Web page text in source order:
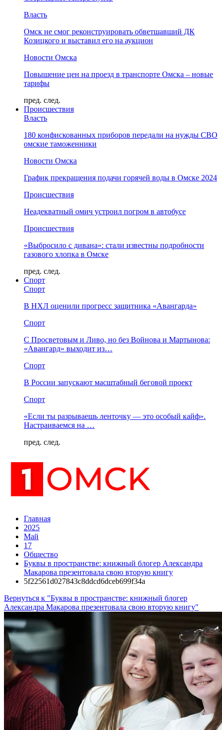
Власть
Омск не смог реконструировать обветшавший ДК
Козицкого и выставил его на аукцион
Новости Омска
Повышение цен на проезд в транспорте Омска – новые
тарифы
пред. след.
Происшествия
Власть
180 конфискованных приборов передали на нужды СВО
омские таможенники
Новости Омска
График прекращения подачи горячей воды в Омске 2024
Происшествия
Неадекватный омич устроил погром в автобусе
Происшествия
«Выбросило с дивана»: стали известны подробности
газового хлопка в Омске
пред. след.
Спорт
Спорт
В НХЛ оценили прогресс защитника «Авангарда»
Спорт
С Просветовым и Ливо, но без Войнова и Мартынова:
«Авангард» выходит из…
Спорт
В России запускают масштабный беговой проект
Спорт
«Если ты разрываешь ленточку — это особый кайф».
Настраиваемся на …
пред. след.
Главная
2025
Май
17
Общество
Буквы в пространстве: книжный блогер Александра
Макарова презентовала свою вторую книгу
5f22561d027843c8ddcd6dceb699f34a
Вернуться к "Буквы в пространстве: книжный блогер
Александра Макарова презентовала свою вторую книгу"